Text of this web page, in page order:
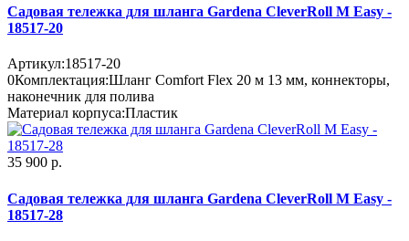
Садовая тележка для шланга Gardena CleverRoll M Easy -
18517-20
Артикул:18517-20
0Комплектация:Шланг Comfort Flex 20 м 13 мм, коннекторы,
наконечник для полива
Материал корпуса:Пластик
35 900 р.
Садовая тележка для шланга Gardena CleverRoll M Easy -
18517-28